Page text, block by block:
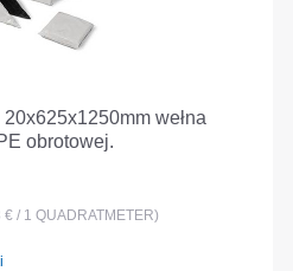
wełna
obrotowej.
€ / 1 QUADRATMETER)